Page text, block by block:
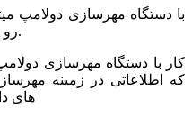
با دستگاه مهرسازی دولامپ
رو با هر طرح و شکل دلخواه تولید کنید.
کار با دستگاه مهرسازی
که اطلاعاتی در زمینه
های